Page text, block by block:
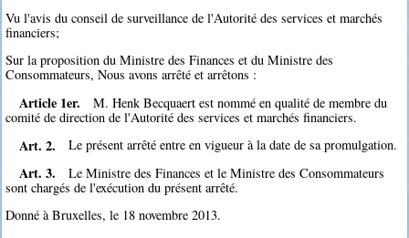
Vu l'avis du conseil de surveillance de l'Autorité des services et marchés
financiers;
Sur la proposition du Ministre des Finances et du Ministre des
Consommateurs, Nous avons arrêté et arrêtons :
Article 1er.
M. Henk Becquaert est nommé en qualité de membre du
comité de direction de l'Autorité des services et marchés financiers.
Art. 2. Le présent arrêté entre en vigueur à la date de sa promulgation.
Art. 3.
Le Ministre des Finances et le Ministre des Consommateurs
sont chargés de l'exécution du présent arrêté.
Donné à Bruxelles, le 18 novembre 2013.